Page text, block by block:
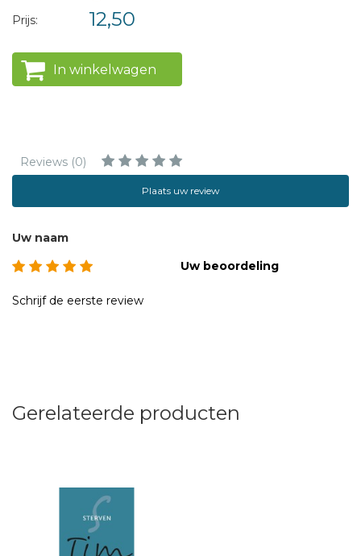
Prijs: 12,50
In winkelwagen
Reviews (0)
Plaats uw review
Uw naam
Uw beoordeling
Schrijf de eerste review
Gerelateerde producten